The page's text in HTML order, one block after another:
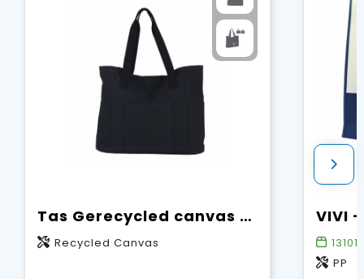
Tas Gerecycled canvas 310g/m² 42x13x43cm
Recycled Canvas 13101
PP